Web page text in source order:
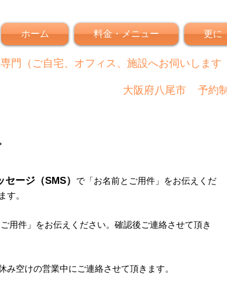
ホーム 料金・メニュー 更に
門（ご自宅、オフィス、施設へお伺いします
大阪府八尾市 予約制
ージ（SMS） で 「お名前とご用件 」
をお伝えくだ
す。
用件 」 をお伝えください。 確認後ご連絡させて頂き
空けの営業中にご連絡させて頂きます。